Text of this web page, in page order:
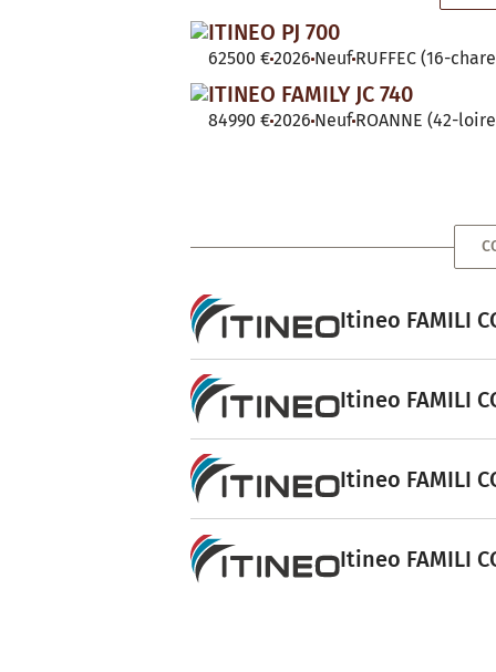
ITINEO PJ 700
62500 €2026 Neuf RUFFEC (16-
ITINEO FAMILY JC 740
84990 €2026 Neuf ROANNE (42-
Itineo FAMILI
Itineo FAMILI
Itineo FAMILI
Itineo FAMILI